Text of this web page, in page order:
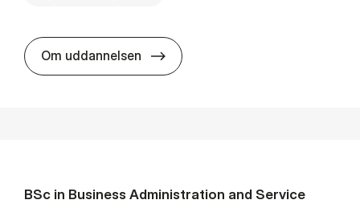
Om uddannelsen BSc in Busi­ness Ad­min­is­tra­tion
BSc in Busi­ness Ad­min­is­tra­tion and Ser­vice